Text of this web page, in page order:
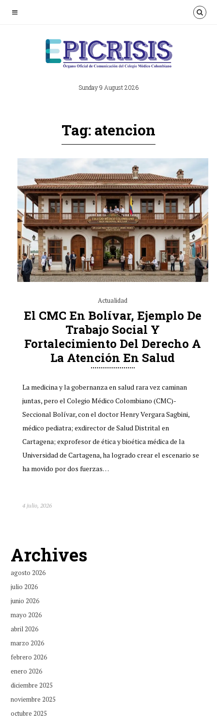
Sunday 9 August 2026
Tag: atencion
Actualidad
El CMC En Bolívar, Ejemplo De
Trabajo Social Y
Fortalecimiento Del Derecho A
La Atención En Salud
La medicina y la gobernanza en salud rara vez caminan
juntas, pero el Colegio Médico Colombiano (CMC)-
Seccional Bolívar, con el doctor Henry Vergara Sagbini,
médico pediatra; exdirector de Salud Distrital en
Cartagena; exprofesor de ética y bioética médica de la
Universidad de Cartagena, ha logrado crear el escenario se
ha movido por dos fuerzas…
4 julio, 2026
Archives
agosto 2026
julio 2026
junio 2026
mayo 2026
abril 2026
marzo 2026
febrero 2026
enero 2026
diciembre 2025
noviembre 2025
octubre 2025